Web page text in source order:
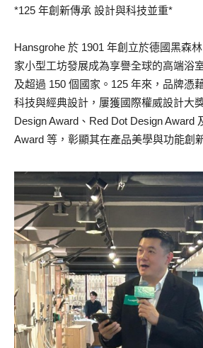
*125 年創新傳承 設計與科技並重*
Hansgrohe 於 1901 年創立於德國黑森
家小型工坊發展成為享譽全球的高端浴
及超過 150 個國家。125 年來，品牌憑
科技與經典設計，屢獲國際權威設計大
Design Award、Red Dot Design Award
Award 等，彰顯其在產品美學與功能創